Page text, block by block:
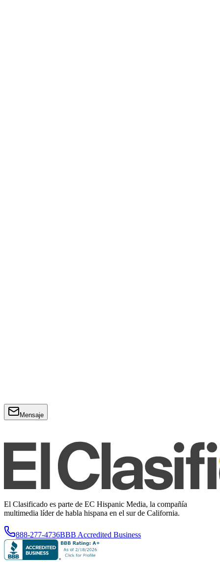
Mensaje
El Clasificado es parte de EC Hispanic Media, la compañía
multimedia líder de habla hispana en el sur de California.
888-277-4736BBB Accredited Business